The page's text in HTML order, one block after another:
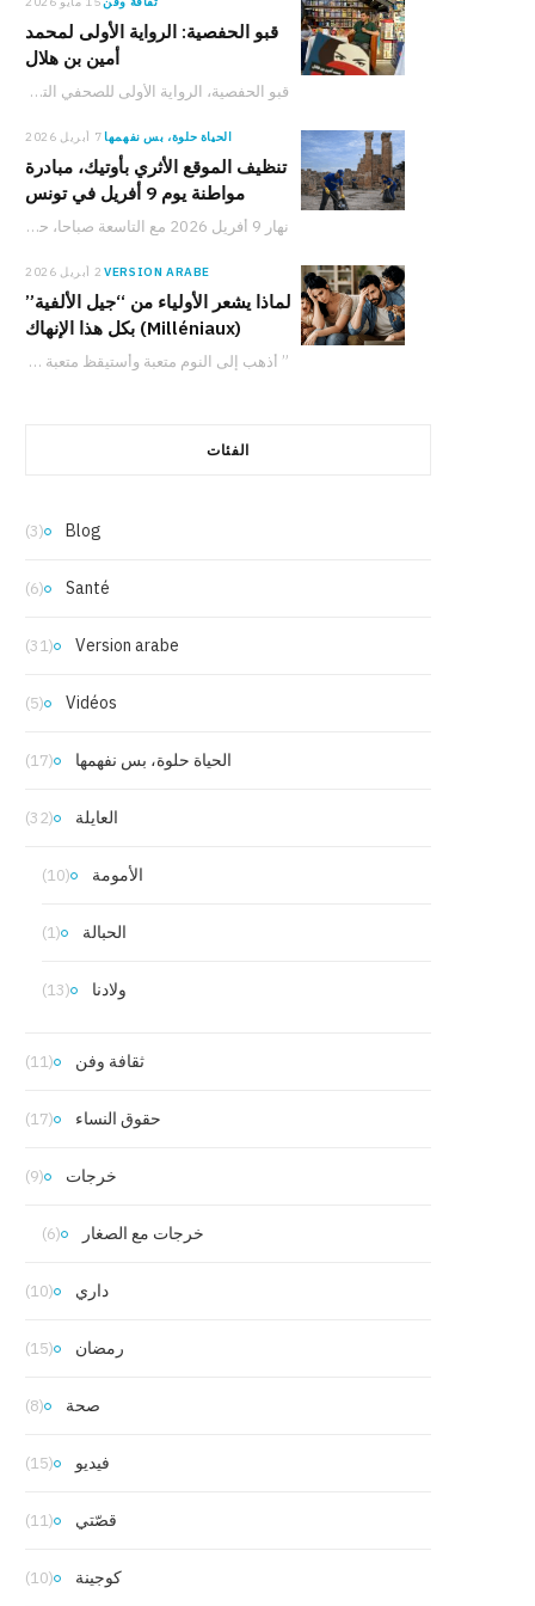
قبو الحفصية: الرواية الأولى لمحمد
أمين بن هلال
قبو الحفصية، الرواية الأولى للصحفي التونسي محمد أمين بن هلال، الصادرة عن دار نشر سيريس،…
الحياة حلوة، بس نفهمها 7 أبريل 2026
تنظيف الموقع الأثري بأوتيك، مبادرة
مواطنة يوم 9 أفريل في تونس
نهار 9 أفريل 2026 مع التاسعة صباحا، حملة لتنظيف الموقع الأثري بأوتيك تدعو المواطنين والعائلات والشباب للمشاركة في حماية التراث التونسي والعمل من أجل البيئة.
VERSION ARABE 2 أبريل 2026
لماذا يشعر الأولياء من “جيل الألفية”
(Milléniaux) بكل هذا الإنهاك
” أذهب إلى النوم متعبة وأستيقظ متعبة بالفعل. ومع ذلك، لدي شعور دائم بأنني لا…
الفئات
Blog
(3)
Santé
(6)
Version arabe
(31)
Vidéos
(5)
الحياة حلوة، بس نفهمها (17)
العايلة (32)
الأمومة (10)
الحبالة (1)
ولادنا (13)
ثقافة وفن (11)
حقوق النساء (17)
خرجات (9)
خرجات مع الصغار (6)
داري (10)
رمضان (15)
صحة (8)
فيديو (15)
قصّتي (11)
كوجينة (10)